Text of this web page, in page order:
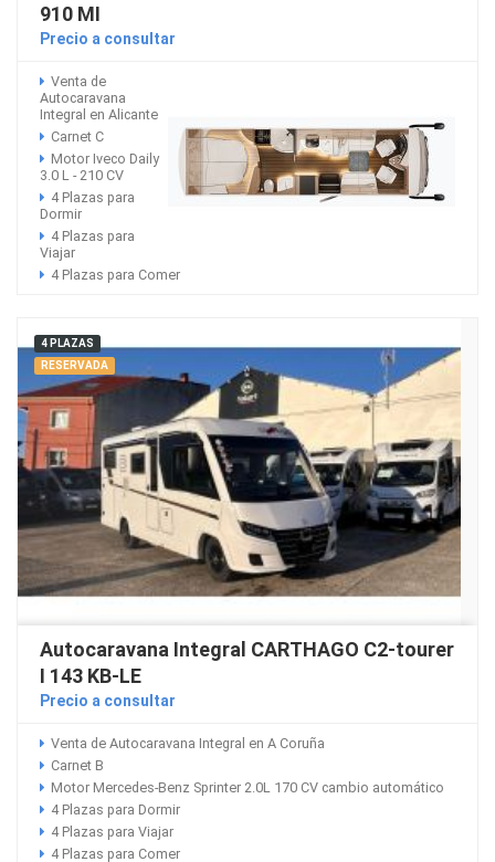
910 MI
Precio a consultar
Venta de
Autocaravana
Integral en Alicante
Carnet C
Motor Iveco Daily
3.0 L - 210 CV
4 Plazas para
Dormir
4 Plazas para
Viajar
4 Plazas para Comer
4 PLAZAS
RESERVADA
Autocaravana Integral CARTHAGO C2-tourer
I 143 KB-LE
Precio a consultar
Venta de Autocaravana Integral en A Coruña
Carnet B
Motor Mercedes-Benz Sprinter 2.0L 170 CV cambio automático
4 Plazas para Dormir
4 Plazas para Viajar
4 Plazas para Comer